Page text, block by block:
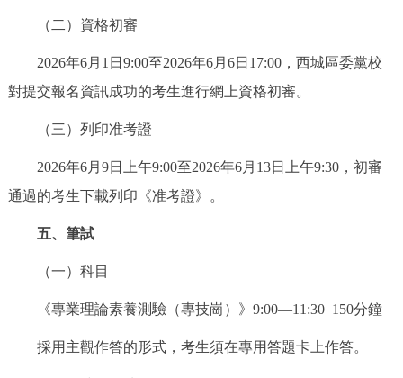
（二）資格初審
2026年6月1日9:00至2026年6月6日17:00，西城區委黨校
對提交報名資訊成功的考生進行網上資格初審。
（三）列印准考證
2026年6月9日上午9:00至2026年6月13日上午9:30，初審
通過的考生下載列印《准考證》。
五、筆試
（一）科目
《專業理論素養測驗（專技崗）》9:00—11:30 150分鐘
採用主觀作答的形式，考生須在專用答題卡上作答。